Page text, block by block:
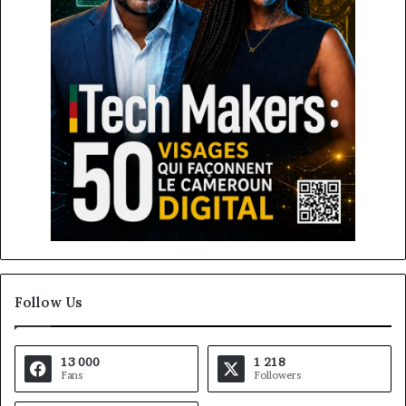
Follow Us
13 000
Fans
1 218
Followers